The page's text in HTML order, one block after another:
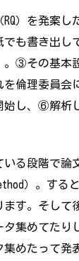
）を発案
でも書き出し
。③その基本
倫理委員会
始し、⑥解析
る段階で論
）。する
す。そして
集めてたり
めたって発